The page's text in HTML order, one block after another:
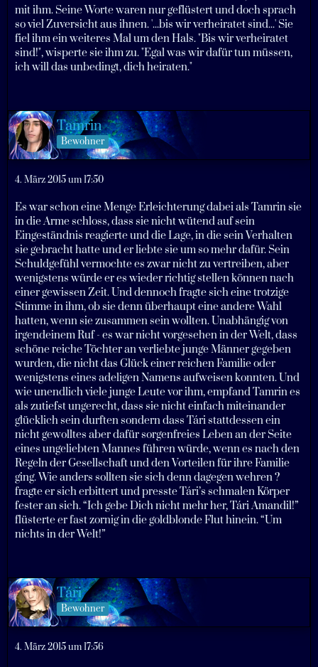
mit ihm. Seine Worte waren nur geflüstert und doch sprach
so viel Zuversicht aus ihnen. '...bis wir verheiratet sind...' Sie
fiel ihm ein weiteres Mal um den Hals. "Bis wir verheiratet
sind!", wisperte sie ihm zu. "Egal was wir dafür tun müssen,
ich will das unbedingt, dich heiraten."
Tamrin
Bewohner
4. März 2015 um 17:50
Es war schon eine Menge Erleichterung dabei als Tamrin sie
in die Arme schloss, dass sie nicht wütend auf sein
Eingeständnis reagierte und die Lage, in die sein Verhalten
sie gebracht hatte und er liebte sie um so mehr dafür. Sein
Schuldgefühl vermochte es zwar nicht zu vertreiben, aber
wenigstens würde er es wieder richtig stellen können nach
einer gewissen Zeit. Und dennoch fragte sich eine trotzige
Stimme in ihm, ob sie denn überhaupt eine andere Wahl
hatten, wenn sie zusammen sein wollten. Unabhängig von
irgendeinem Ruf - es war nicht vorgesehen in der Welt, dass
schöne reiche Töchter an verliebte junge Männer gegeben
wurden, die nicht das Glück einer reichen Familie oder
wenigstens eines adeligen Namens aufweisen konnten. Und
wie unendlich viele junge Leute vor ihm, empfand Tamrin es
als zutiefst ungerecht, dass sie nicht einfach miteinander
glücklich sein durften sondern dass Tári stattdessen ein
nicht gewolltes aber dafür sorgenfreies Leben an der Seite
eines ungeliebten Mannes führen würde, wenn es nach den
Regeln der Gesellschaft und den Vorteilen für ihre Familie
ging. Wie anders sollten sie sich denn dagegen wehren ?
fragte er sich erbittert und presste Tári’s schmalen Körper
fester an sich. “Ich gebe Dich nicht mehr her, Tári Amandil!”
flüsterte er fast zornig in die goldblonde Flut hinein. “Um
nichts in der Welt!”
Tári
Bewohner
4. März 2015 um 17:56